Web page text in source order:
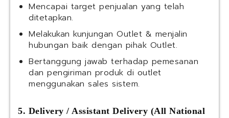
Mencapai target penjualan yang telah
ditetapkan.
Melakukan kunjungan Outlet & menjalin
hubungan baik dengan pihak Outlet.
Bertanggung jawab terhadap pemesanan
dan pengiriman produk di outlet
menggunakan sales sistem.
5. Delivery / Assistant Delivery (All National